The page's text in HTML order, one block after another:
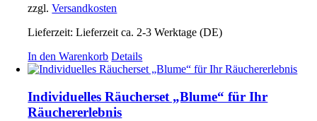
zzgl.Versandkosten
Lieferzeit:Lieferzeit ca. 2-3 Werktage (DE)
In den Warenkorb Details
Individuelles Räucherset „Blume“ für Ihr
Räuchererlebnis